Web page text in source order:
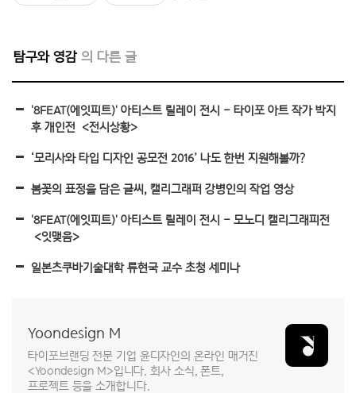
탐구와 영감
'8FEAT(에잇피트)' 아티스트 릴레이 전시 – 타이포 아트 작가 박지
후 개인전 ＜전시상황＞
‘모리사와 타입 디자인 공모전 2016’ 나도 한번 지원해볼까?
봄꽃의 표정을 담은 글씨, 캘리그래퍼 강병인의 작업 영상
'8FEAT(에잇피트)' 아티스트 릴레이 전시 – 모노디 캘리그래피전
＜잇맺음＞
일본츠쿠바기술대학 류현국 교수 초청 세미나
Yoondesign M
타이포브랜딩 전문 기업 윤디자인의 온라인 매거진
<Yoondesign M>입니다. 회사 소식, 폰트,
프로젝트 등을 소개합니다.